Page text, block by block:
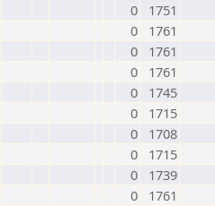
0
1751
0
1761
0
1761
0
1761
0
1745
0
1715
0
1708
0
1715
0
1739
0
1761